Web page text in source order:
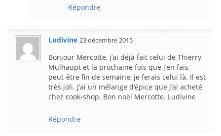
Répondre
Ludivine 23 décembre 2015
Bonjour Mercotte, j’ai déjà fait celui de Thierry
Mulhaupt et la prochaine fois que j’en fais,
peut-être fin de semaine, je ferais celui là. Il est
très joli. J’ai un mélange d’épice que j’ai acheté
chez cook-shop. Bon noël Mercotte. Ludivine
Répondre